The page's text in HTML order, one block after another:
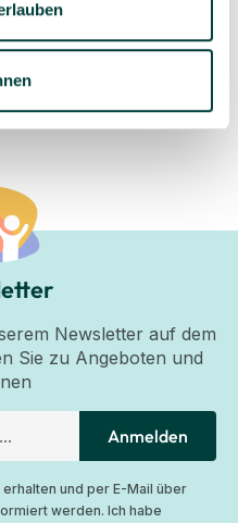
Newsletter auf dem
Sie zu Angeboten und
Anmelden
und per E-Mail über
werden. Ich habe